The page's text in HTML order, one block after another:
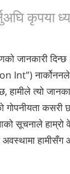
कृपया
जानकारी
नार्कोननले
हामीले त्यो
गोपनीयता कसरी
सूचनाले हाम्रो
हामीसँग